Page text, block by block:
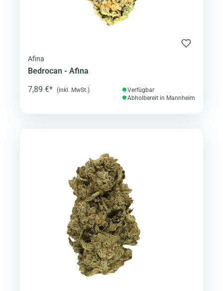
Afina
Bedrocan - Afina
7,89 €* (inkl. MwSt.)
Verfügbar
Abholbereit in Mannheim